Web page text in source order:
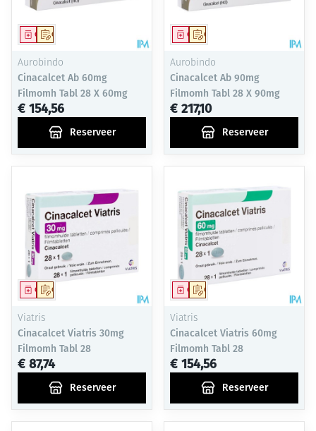
Op voorschrift
Geneesmiddel
Aurobindo
Cinacalcet Ab 60mg
Filmomh Tabl 28 X 60mg
€ 154,56
Reserveer
Op voorschrift
Geneesmiddel
Aurobindo
Cinacalcet Ab 90mg
Filmomh Tabl 28 X 90mg
€ 217,10
Reserveer
Op voorschrift
Geneesmiddel
Viatris
Cinacalcet Viatris 30mg
Filmomh Tabl 28
€ 87,74
Reserveer
Op voorschrift
Geneesmiddel
Viatris
Cinacalcet Viatris 60mg
Filmomh Tabl 28
€ 154,56
Reserveer